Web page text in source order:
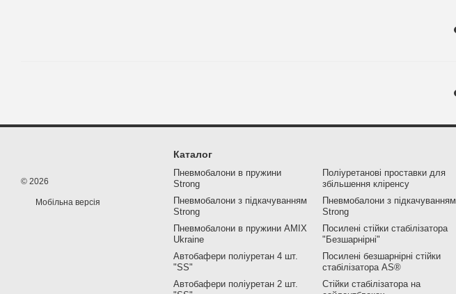
© 2026
Мобільна версія
Каталог
Пневмобалони в пружини
Strong
Пневмобалони з підкачуванням
Strong
Пневмобалони в пружини AMIX
Ukraine
Автобафери поліуретан 4 шт.
"SS"
Автобафери поліуретан 2 шт.
Поліуретанові проставки для
збільшення кліренсу
Пневмобалони з підкачуванням
Strong
Посилені стійки стабілізатора
"Безшарнірні"
Посилені безшарнірні стійки
стабілізатора AS®
Стійки стабілізатора на